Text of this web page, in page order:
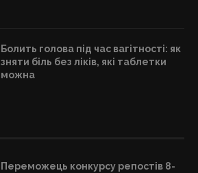
Болить голова під час вагітності: як
зняти біль без ліків, які таблетки
можна
Переможець конкурсу репостів 8-